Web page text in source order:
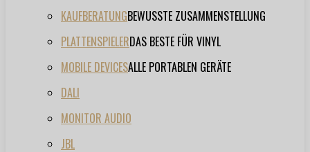
KAUFBERATUNGBEWUSSTE ZUSAMMENSTELLUNG
PLATTENSPIELERDAS BESTE FÜR VINYL
MOBILE DEVICESALLE PORTABLEN GERÄTE
DALI
MONITOR AUDIO
JBL